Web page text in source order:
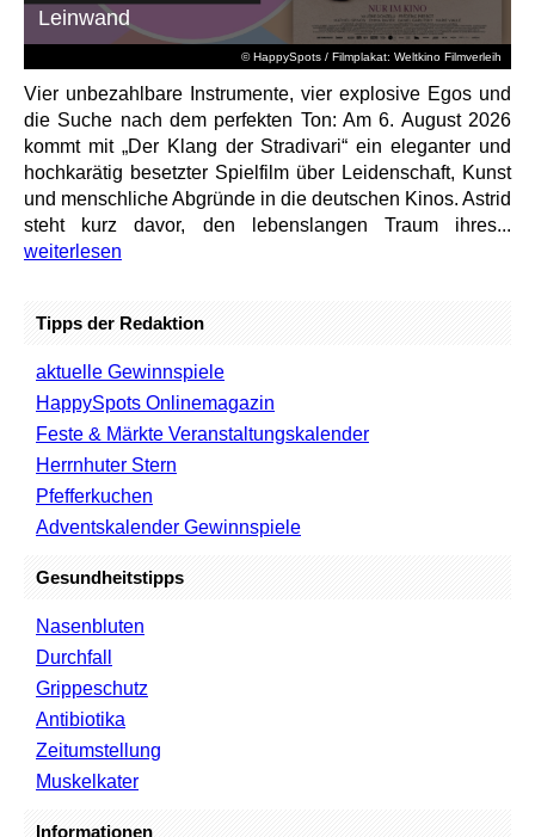
© HappySpots / Filmplakat: Weltkino Filmverleih
Leinwand
Vier unbezahlbare Instrumente, vier explosive Egos und
die Suche nach dem perfekten Ton: Am 6. August 2026
kommt mit „Der Klang der Stradivari“ ein eleganter und
hochkarätig besetzter Spielfilm über Leidenschaft, Kunst
und menschliche Abgründe in die deutschen Kinos. Astrid
steht kurz davor, den lebenslangen Traum ihres...
weiterlesen
Tipps der Redaktion
aktuelle Gewinnspiele
HappySpots Onlinemagazin
Feste & Märkte Veranstaltungskalender
Herrnhuter Stern
Pfefferkuchen
Adventskalender Gewinnspiele
Gesundheitstipps
Nasenbluten
Durchfall
Grippeschutz
Antibiotika
Zeitumstellung
Muskelkater
Informationen